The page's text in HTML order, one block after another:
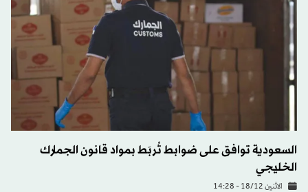
السعودية توافق على ضوابط تُربَط بمواد قانون الجمارك
الخليجي
الاثنين 18/12 - 14:28